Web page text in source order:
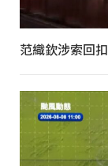
范織欽涉索回